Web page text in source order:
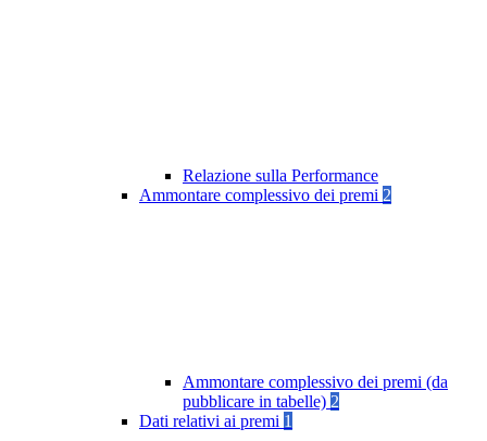
Relazione sulla Performance
Ammontare complessivo dei premi 2
Ammontare complessivo dei premi (da
pubblicare in tabelle) 2
Dati relativi ai premi 1